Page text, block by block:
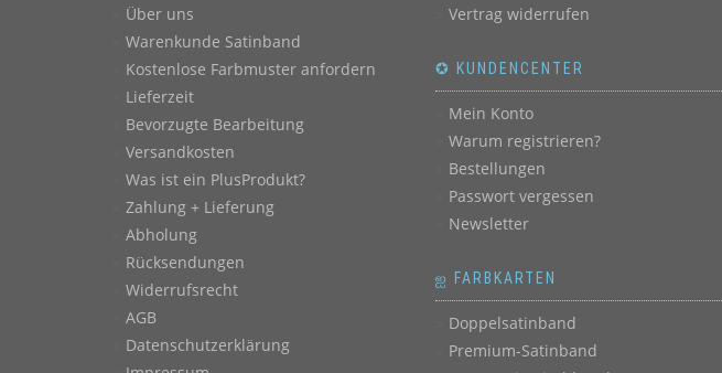
Über uns
Warenkunde Satinband
Kostenlose Farbmuster anfordern
Lieferzeit
Bevorzugte Bearbeitung
Versandkosten
Was ist ein PlusProdukt?
Zahlung + Lieferung
Abholung
Rücksendungen
Widerrufsrecht
AGB
Datenschutzerklärung
Vertrag widerrufen
✪ KUNDENCENTER
Mein Konto
Warum registrieren?
Bestellungen
Passwort vergessen
Newsletter
ஐ FARBKARTEN
Doppelsatinband
Premium-Satinband